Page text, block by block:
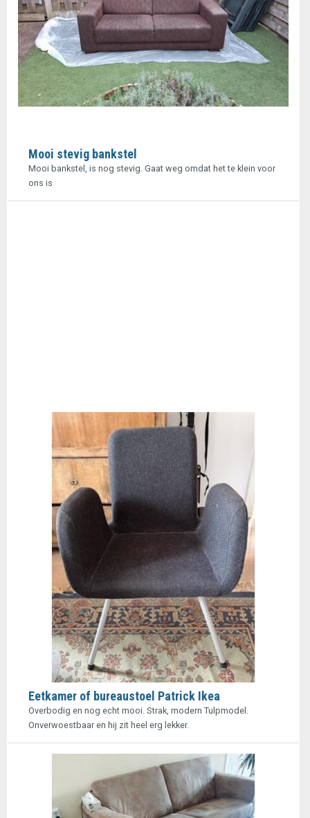
Mooi stevig bankstel
Mooi bankstel, is nog stevig. Gaat weg omdat het te klein voor
ons is
Eetkamer of bureaustoel Patrick Ikea
Overbodig en nog echt mooi. Strak, modern Tulpmodel.
Onverwoestbaar en hij zit heel erg lekker.